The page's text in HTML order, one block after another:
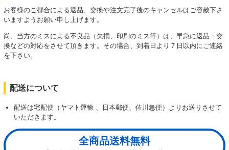
お客様のご都合による返品、交換や注文完了後のキャンセルはご容赦下さ
いますようお願い申し上げます。
尚、当方のミスによる不良品（欠損、印刷のミス等）は、早急に返品・交
換などの対応をさせて頂きます。その場合、到着日より７日以内にご連絡
を下さい。
配送について
配送は宅配便（ヤマト運輸 、日本郵便、佐川急便）よりお送りさせて
いただきます。
全商品送料無料